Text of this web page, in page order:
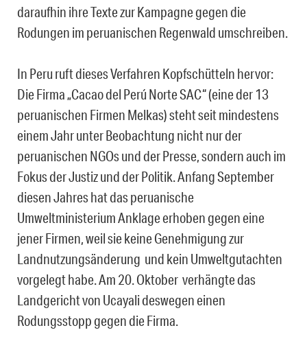
daraufhin ihre Texte zur Kampagne gegen die
Rodungen im peruanischen Regenwald umschreiben.
In Peru ruft dieses Verfahren Kopfschütteln hervor:
Die Firma „Cacao del Perú Norte SAC“ (eine der 13
peruanischen Firmen Melkas) steht seit mindestens
einem Jahr unter Beobachtung nicht nur der
peruanischen NGOs und der Presse, sondern auch im
Fokus der Justiz und der Politik. Anfang September
diesen Jahres hat das peruanische
Umweltministerium Anklage erhoben gegen eine
jener Firmen, weil sie keine Genehmigung zur
Landnutzungsänderung und kein Umweltgutachten
vorgelegt habe. Am 20. Oktober verhängte das
Landgericht von Ucayali deswegen einen
Rodungsstopp gegen die Firma.